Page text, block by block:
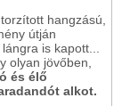
hangzású,
útján
is kapott...
olyan jövőben,
és élő
alkot.